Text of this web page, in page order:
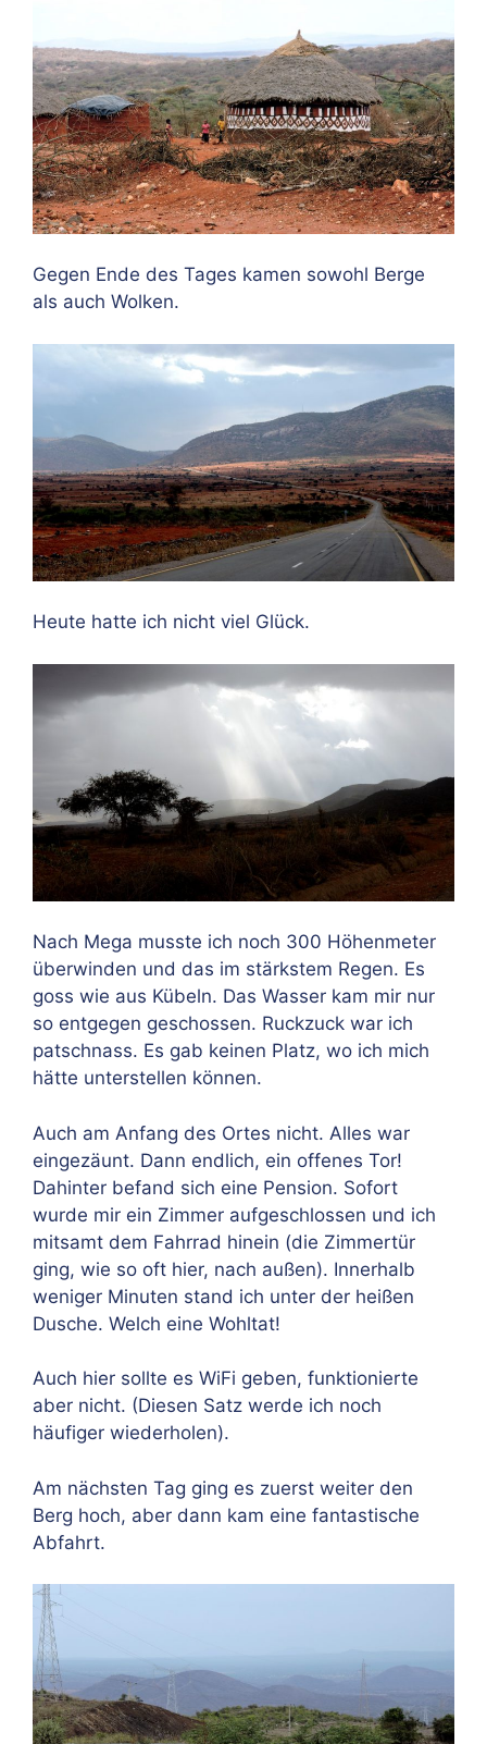
Gegen Ende des Tages kamen sowohl Berge
als auch Wolken.
Heute hatte ich nicht viel Glück.
Nach Mega musste ich noch 300 Höhenmeter
überwinden und das im stärkstem Regen. Es
goss wie aus Kübeln. Das Wasser kam mir nur
so entgegen geschossen. Ruckzuck war ich
patschnass. Es gab keinen Platz, wo ich mich
hätte unterstellen können.
Auch am Anfang des Ortes nicht. Alles war
eingezäunt. Dann endlich, ein offenes Tor!
Dahinter befand sich eine Pension. Sofort
wurde mir ein Zimmer aufgeschlossen und ich
mitsamt dem Fahrrad hinein (die Zimmertür
ging, wie so oft hier, nach außen). Innerhalb
weniger Minuten stand ich unter der heißen
Dusche. Welch eine Wohltat!
Auch hier sollte es WiFi geben, funktionierte
aber nicht. (Diesen Satz werde ich noch
häufiger wiederholen).
Am nächsten Tag ging es zuerst weiter den
Berg hoch, aber dann kam eine fantastische
Abfahrt.